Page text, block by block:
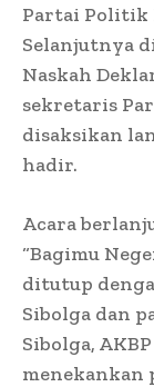
Partai Politik
Selanjutnya
Naskah
sekretaris
disaksikan
hadir.
Acara
“Bagimu
ditutup
Sibolga dan
Sibolga,
menekankan